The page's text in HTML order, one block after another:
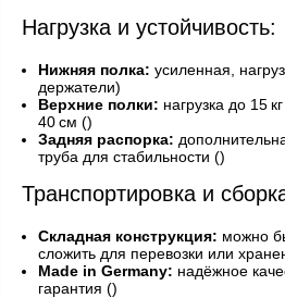
Нагрузка и устойчивость:
Нижняя полка: усиленная,
держатели)
Верхние полки: нагрузка до 15
40 см ()
Задняя распорка:
труба для стабильности ()
Транспортировка и
Складная конструкция: можно
сложить для перевозки или
Made in Germany: надёжное
гарантия ()